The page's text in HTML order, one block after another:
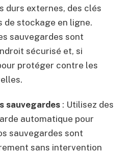
durs externes, des clés
de stockage en ligne.
sauvegardes sont
sécurisé et, si
protéger contre les
sauvegardes : Utilisez des
automatique pour
sauvegardes sont
sans intervention